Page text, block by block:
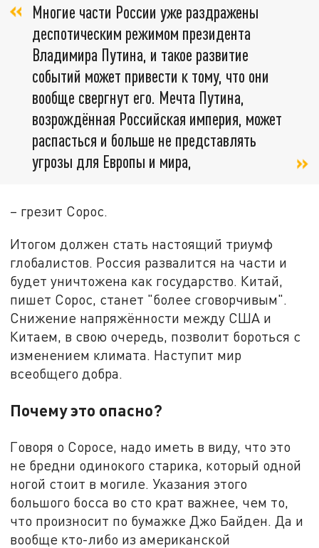
Многие части России уже раздражены
деспотическим режимом президента
Владимира Путина, и такое развитие
событий может привести к тому, что они
вообще свергнут его. Мечта Путина,
возрождённая Российская империя, может
распасться и больше не представлять
угрозы для Европы и мира,
– грезит Сорос.
Итогом должен стать настоящий триумф
глобалистов. Россия развалится на части и
будет уничтожена как государство. Китай,
пишет Сорос, станет "более сговорчивым".
Снижение напряжённости между США и
Китаем, в свою очередь, позволит бороться с
изменением климата. Наступит мир
всеобщего добра.
Почему это опасно?
Говоря о Соросе, надо иметь в виду, что это
не бредни одинокого старика, который одной
ногой стоит в могиле. Указания этого
большого босса во сто крат важнее, чем то,
что произносит по бумажке Джо Байден. Да и
вообще кто-либо из американской